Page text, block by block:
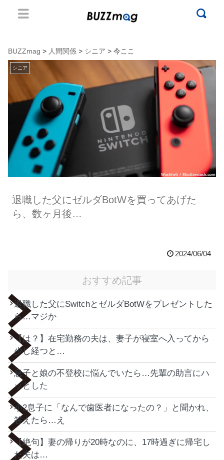
BUZZmag > 人間関係 > シニア > 今ここ
シニア
退職した父にゼルダBotWを買ってあげた
ら、数ヶ月後…
2024/06/04
おすすめ記事
退職した父にSwitchとゼルダBotWをプレゼントした
ら…マジか
【は？】在宅勤務の夫は、妻子が寝室へ入ってから
少し経つと…
息子と娘の不登校に悩んでいたら…先輩の助言にハ
ッとした
小2息子に「なんで歯医者になったの？」と聞かれ、
答えたら…え
【絶句】妻の帰りが20時なのに、17時過ぎに帰宅し
た夫は…